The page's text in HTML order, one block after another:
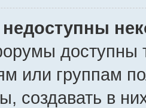
доступны
или группам
создавать в